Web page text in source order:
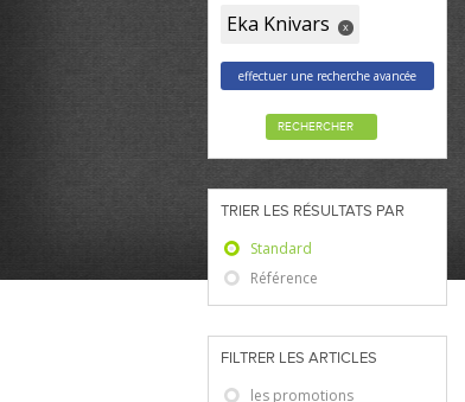
Eka Knivars x
effectuer une recherche avancée
RECHERCHER
TRIER LES RÉSULTATS PAR
Standard
Référence
FILTRER LES ARTICLES
les promotions